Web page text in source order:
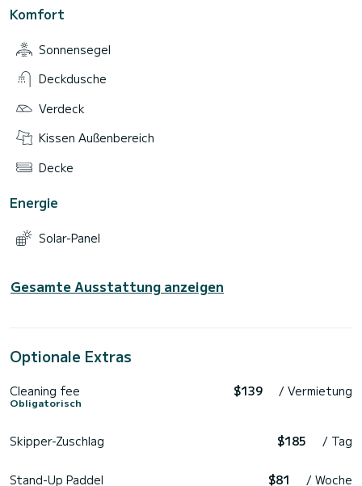
Komfort
Sonnensegel
Deckdusche
Verdeck
Kissen Außenbereich
Decke
Energie
Solar-Panel
Gesamte Ausstattung anzeigen
Optionale Extras
Cleaning fee
Obligatorisch
$139 / Vermietung
Skipper-Zuschlag $185 / Tag
Stand-Up Paddel $81 / Woche